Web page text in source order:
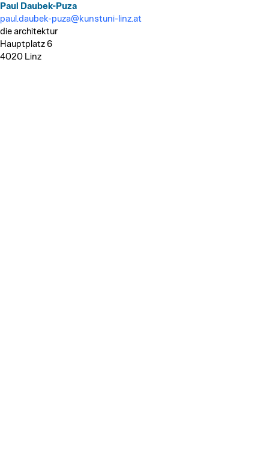
Paul Daubek-Puza
paul.daubek-puza@kunstuni-linz.at
die architektur
Hauptplatz 6
4020 Linz